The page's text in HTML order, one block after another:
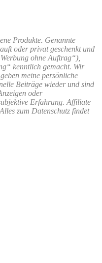
Produkte. Genannte
oder privat geschenkt und
ohne Auftrag“),
kenntlich gemacht. Wir
meine persönliche
Beiträge wieder und sind
oder
Erfahrung. Affiliate
zum Datenschutz findet